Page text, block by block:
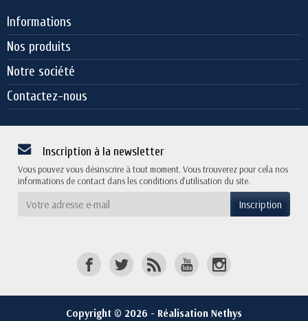
Informations
Nos produits
Notre société
Contactez-nous
Inscription à la newsletter
Vous pouvez vous désinscrire à tout moment. Vous trouverez pour cela nos
informations de contact dans les conditions d'utilisation du site.
Copyright © 2026 - Réalisation Nethys